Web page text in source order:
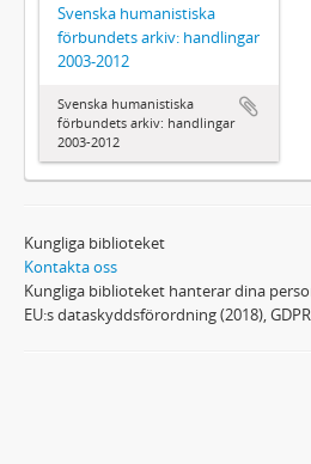
Svenska humanistiska
förbundets arkiv: handlingar
2003-2012
Svenska humanistiska
förbundets arkiv: handlingar
2003-2012
Kungliga biblioteket
Kontakta oss
Kungliga biblioteket hanterar dina
EU:s dataskyddsförordning (2018), GDPR.